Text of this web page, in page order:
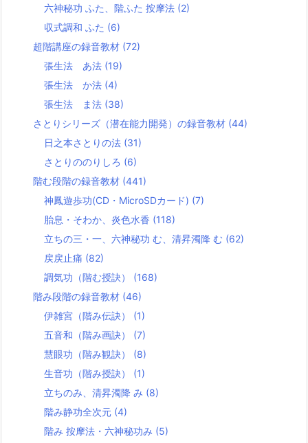
六神秘功 ふた、階ふた 按摩法 (2)
収式調和 ふた (6)
超階講座の録音教材 (72)
張生法 あ法 (19)
張生法 か法 (4)
張生法 ま法 (38)
さとりシリーズ（潜在能力開発）の録音教材 (44)
日之本さとりの法 (31)
さとりののりしろ (6)
階む段階の録音教材 (441)
神鳳遊歩功(CD・MicroSDカード) (7)
胎息・そわか、炎色水香 (118)
立ちの三・一、六神秘功 む、清昇濁降 む (62)
戻戻止痛 (82)
調気功（階む授訣） (168)
階み段階の録音教材 (46)
伊雑宮（階み伝訣） (1)
五音和（階み画訣） (7)
慧眼功（階み観訣） (8)
生音功（階み授訣） (1)
立ちのみ、清昇濁降 み (8)
階み静功全次元 (4)
階み 按摩法・六神秘功み (5)